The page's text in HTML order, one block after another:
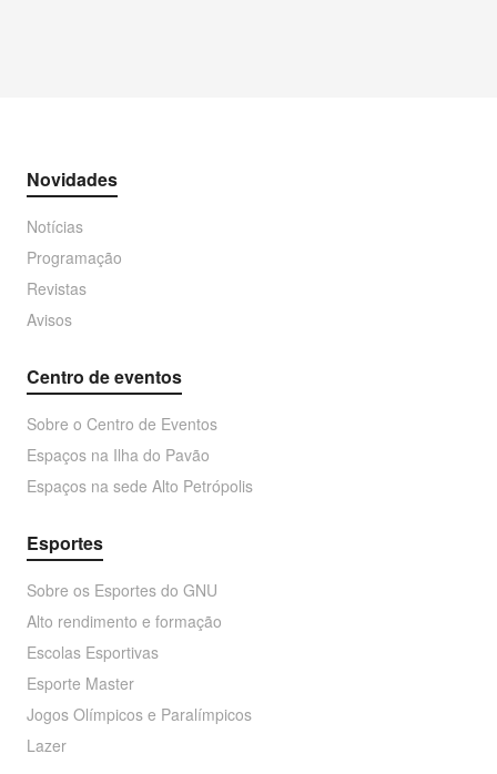
Novidades
Notícias
Programação
Revistas
Avisos
Centro de eventos
Sobre o Centro de Eventos
Espaços na Ilha do Pavão
Espaços na sede Alto Petrópolis
Esportes
Sobre os Esportes do GNU
Alto rendimento e formação
Escolas Esportivas
Esporte Master
Jogos Olímpicos e Paralímpicos
Lazer